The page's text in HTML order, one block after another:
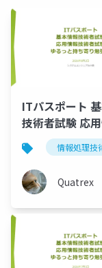
ITパスポート
技術者試験 応
術者試験 ゆる
寄り勉強会
情報処理技
Quatrex